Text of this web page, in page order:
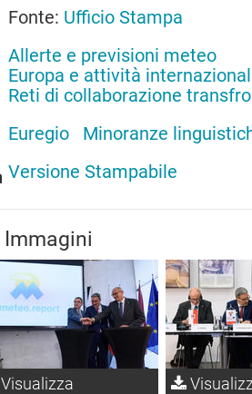
Fonte: Ufficio Stampa
Allerte e previsioni meteo
Europa e attività
Reti di collaborazione
Euregio
Minoranze
Versione Stampabile
Immagini
Visualizza